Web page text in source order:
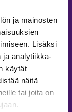
ja mainosten
Lisäksi
ja analytiikka-
käytät
näitä
tai joita on